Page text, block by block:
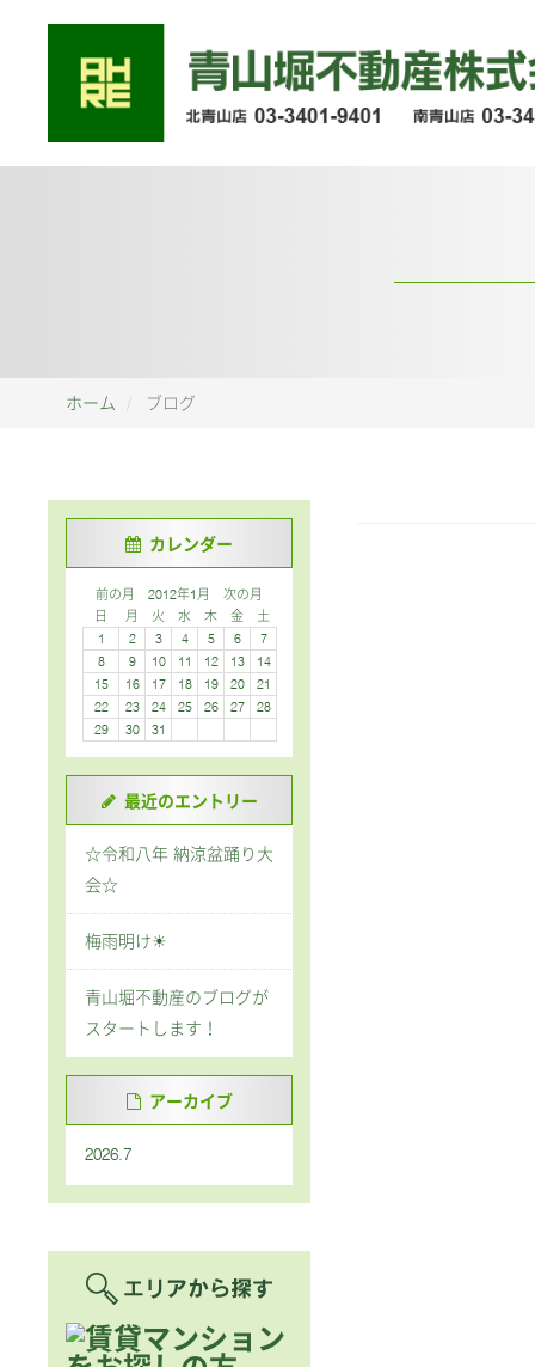
ホーム ブログ
カレンダー
前の月 2012年1月
次の月
日
月 火 水 木 金
土
1
2 3 4 5 6
7
8
9 10 11 12 13
14
15
16 17 18 19 20
21
22
23 24 25 26 27
28
29
30 31
最近のエントリー
☆令和八年 納涼盆踊り大
会☆
梅雨明け☀
青山堀不動産のブログが
スタートします！
アーカイブ
2026.7